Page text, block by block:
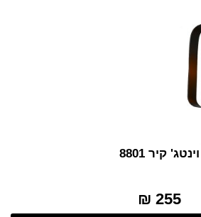
וינטג' קיר 8801
255 ₪